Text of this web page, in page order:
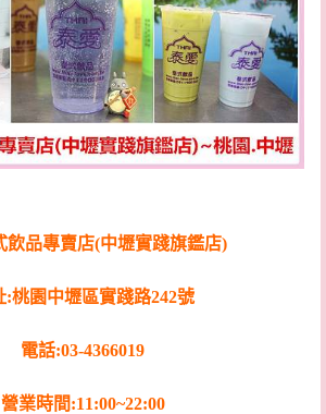
飲品專賣店(中壢實踐旗鑑店)
:桃園中壢區實踐路242號
電話:03-4366019
營業時間:11:00~22:00